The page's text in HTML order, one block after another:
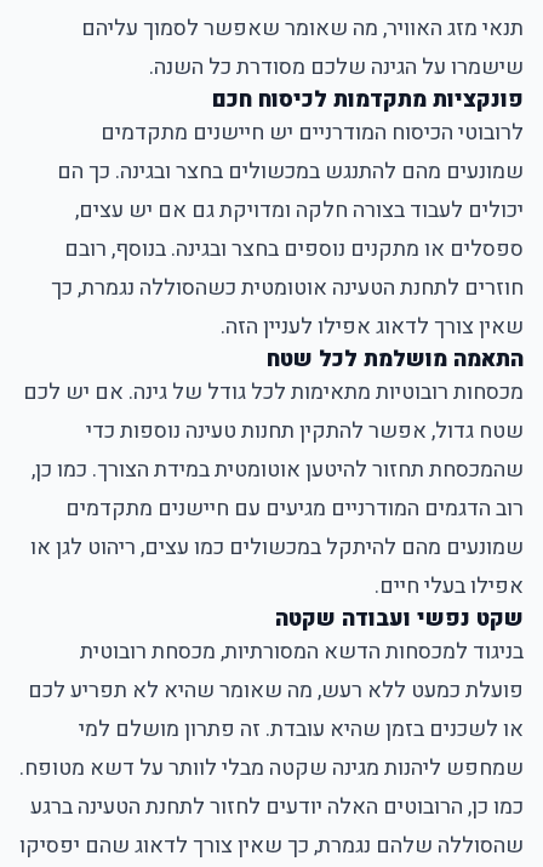
תנאי מזג האוויר, מה שאומר שאפשר לסמוך עליהם
שישמרו על הגינה שלכם מסודרת כל השנה.
פונקציות מתקדמות לכיסוח חכם
לרובוטי הכיסוח המודרניים יש חיישנים מתקדמים
שמונעים מהם להתנגש במכשולים בחצר ובגינה. כך הם
יכולים לעבוד בצורה חלקה ומדויקת גם אם יש עצים,
ספסלים או מתקנים נוספים בחצר ובגינה. בנוסף, רובם
חוזרים לתחנת הטעינה אוטומטית כשהסוללה נגמרת, כך
שאין צורך לדאוג אפילו לעניין הזה.
התאמה מושלמת לכל שטח
מכסחות רובוטיות מתאימות לכל גודל של גינה. אם יש לכם
שטח גדול, אפשר להתקין תחנות טעינה נוספות כדי
שהמכסחת תחזור להיטען אוטומטית במידת הצורך. כמו כן,
רוב הדגמים המודרניים מגיעים עם חיישנים מתקדמים
שמונעים מהם להיתקל במכשולים כמו עצים, ריהוט לגן או
אפילו בעלי חיים.
שקט נפשי ועבודה שקטה
בניגוד למכסחות הדשא המסורתיות, מכסחת רובוטית
פועלת כמעט ללא רעש, מה שאומר שהיא לא תפריע לכם
או לשכנים בזמן שהיא עובדת. זה פתרון מושלם למי
שמחפש ליהנות מגינה שקטה מבלי לוותר על דשא מטופח.
כמו כן, הרובוטים האלה יודעים לחזור לתחנת הטעינה ברגע
שהסוללה שלהם נגמרת, כך שאין צורך לדאוג שהם יפסיקו